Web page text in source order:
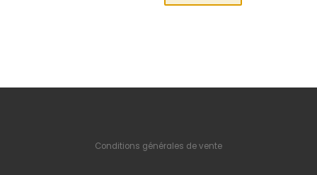
Conditions générales de vente